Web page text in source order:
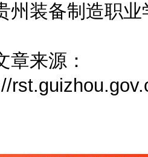
装备制造职业
来源：